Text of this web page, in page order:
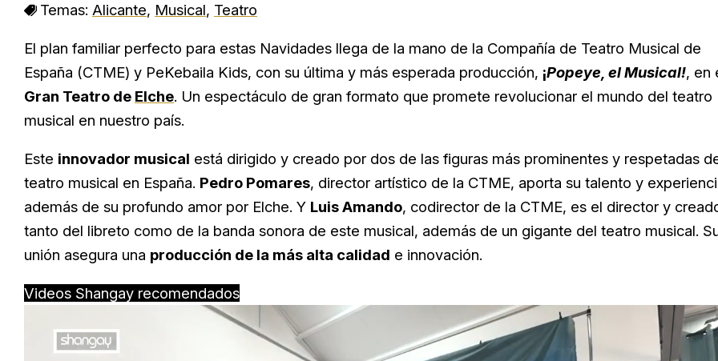
Temas: Alicante, Musical, Teatro
El plan familiar perfecto para estas Navidades llega de la mano de la Compañía de Teatro Musical de
España (CTME) y PeKebaila Kids, con su última y más esperada producción, ¡Popeye, el Musical!, en
Gran Teatro de Elche. Un espectáculo de gran formato que promete revolucionar el mundo del teatro
musical en nuestro país.
Este innovador musical está dirigido y creado por dos de las figuras más prominentes y respetadas
teatro musical en España. Pedro Pomares, director artístico de la CTME, aporta su talento y
además de su profundo amor por Elche. Y Luis Amando, codirector de la CTME, es el director y
tanto del libreto como de la banda sonora de este musical, además de un gigante del teatro musical.
unión asegura una producción de la más alta calidad e innovación.
Videos Shangay recomendados